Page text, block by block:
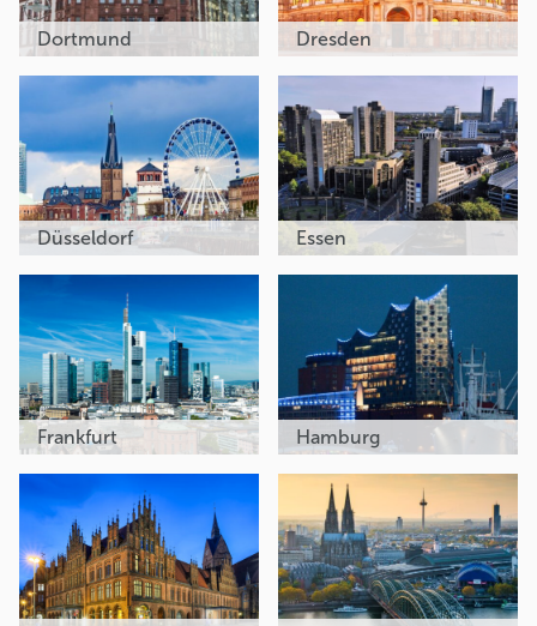
Dortmund Dresden
Düsseldorf Essen
Frankfurt Hamburg